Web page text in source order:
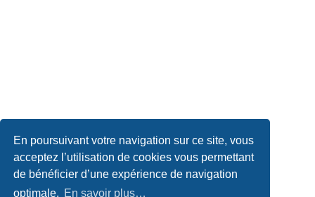
En poursuivant votre navigation sur ce site, vous
acceptez l’utilisation de cookies vous permettant
de bénéficier d’une expérience de navigation
optimale. En savoir plus…